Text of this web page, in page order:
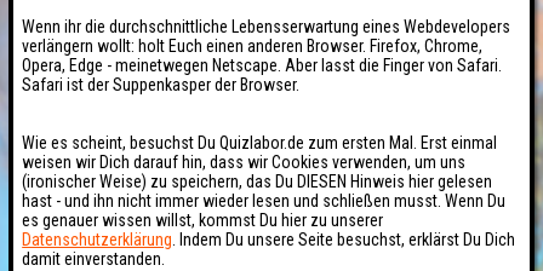
Wenn ihr die durchschnittliche Lebensserwartung eines Webdevelopers
verlängern wollt: holt Euch einen anderen Browser. Firefox, Chrome,
Opera, Edge - meinetwegen Netscape. Aber lasst die Finger von Safari.
Safari ist der Suppenkasper der Browser.
Wie es scheint, besuchst Du Quizlabor.de zum ersten Mal. Erst einmal
weisen wir Dich darauf hin, dass wir Cookies verwenden, um uns
(ironischer Weise) zu speichern, das Du DIESEN Hinweis hier gelesen
hast - und ihn nicht immer wieder lesen und schließen musst. Wenn Du
es genauer wissen willst, kommst Du hier zu unserer
Datenschutzerklärung . Indem Du unsere Seite besuchst, erklärst Du Dich
damit einverstanden.